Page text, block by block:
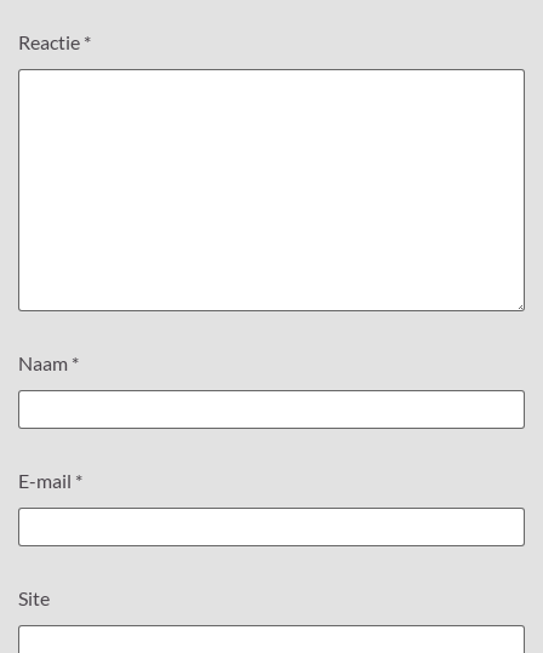
Reactie *
Naam *
E-mail *
Site